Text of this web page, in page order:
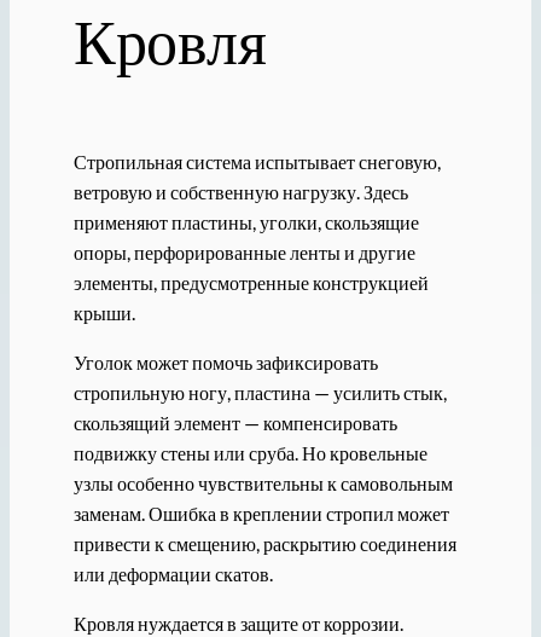
Кровля
Стропильная система испытывает снеговую,
ветровую и собственную нагрузку. Здесь
применяют пластины, уголки, скользящие
опоры, перфорированные ленты и другие
элементы, предусмотренные конструкцией
крыши.
Уголок может помочь зафиксировать
стропильную ногу, пластина — усилить стык,
скользящий элемент — компенсировать
подвижку стены или сруба. Но кровельные
узлы особенно чувствительны к самовольным
заменам. Ошибка в креплении стропил может
привести к смещению, раскрытию соединения
или деформации скатов.
Кровля нуждается в защите от коррозии.